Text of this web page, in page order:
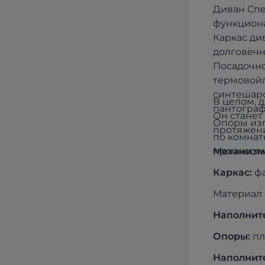
Диван
Каркас
Опоры
по
В целом,
Он
Каркас:
Материал
Опоры: